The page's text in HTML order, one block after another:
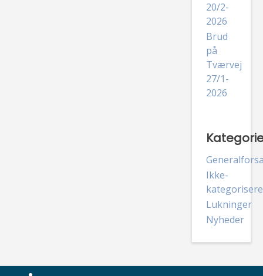
20/2-
2026
Brud
på
Tværvej
27/1-
2026
Ikke-
Lukninger
Nyheder